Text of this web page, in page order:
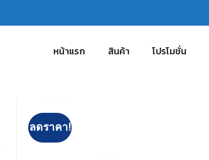
หน้าแรก สินค้า โปรโมชั่น
ลดราคา!